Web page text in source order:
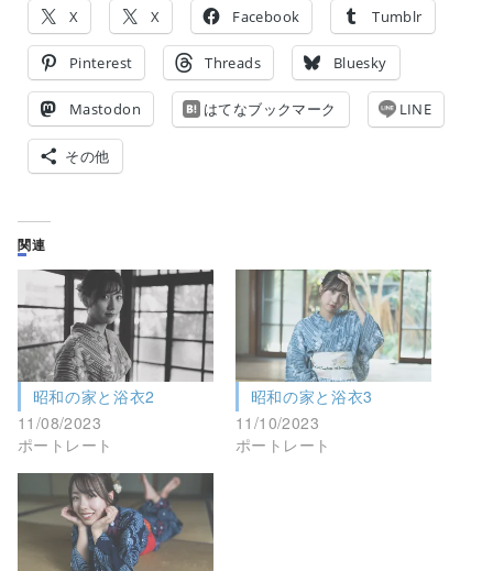
X X Facebook Tumblr
Pinterest Threads Bluesky
Mastodon はてなブックマーク LINE
その他
関連
昭和の家と浴衣2
11/08/2023
ポートレート
昭和の家と浴衣3
11/10/2023
ポートレート